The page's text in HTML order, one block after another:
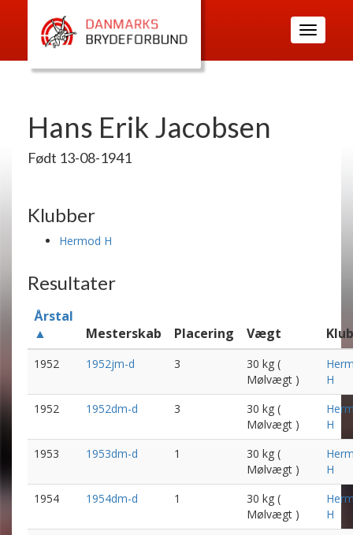
Toggle
navigation
Hans Erik Jacobsen
Født 13-08-1941
Klubber
Hermod H
Resultater
Årstal
▲
Mesterskab Placering Vægt Klub
1952 1952jm-d 3
30 kg (
Mølvægt )
H
1952
1952dm-d 3
30 kg (
Mølvægt )
H
1953
1953dm-d 1
30 kg (
Mølvægt )
H
1954
1954dm-d 1
30 kg (
Mølvægt )
H